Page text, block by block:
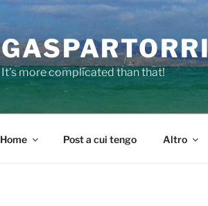
It's more complicated than that!
Home Post a cui tengo Altro